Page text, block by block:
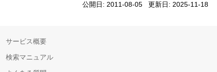
公開日: 2011-08-05 更新日: 2025-11-18
サービス概要
検索マニュアル